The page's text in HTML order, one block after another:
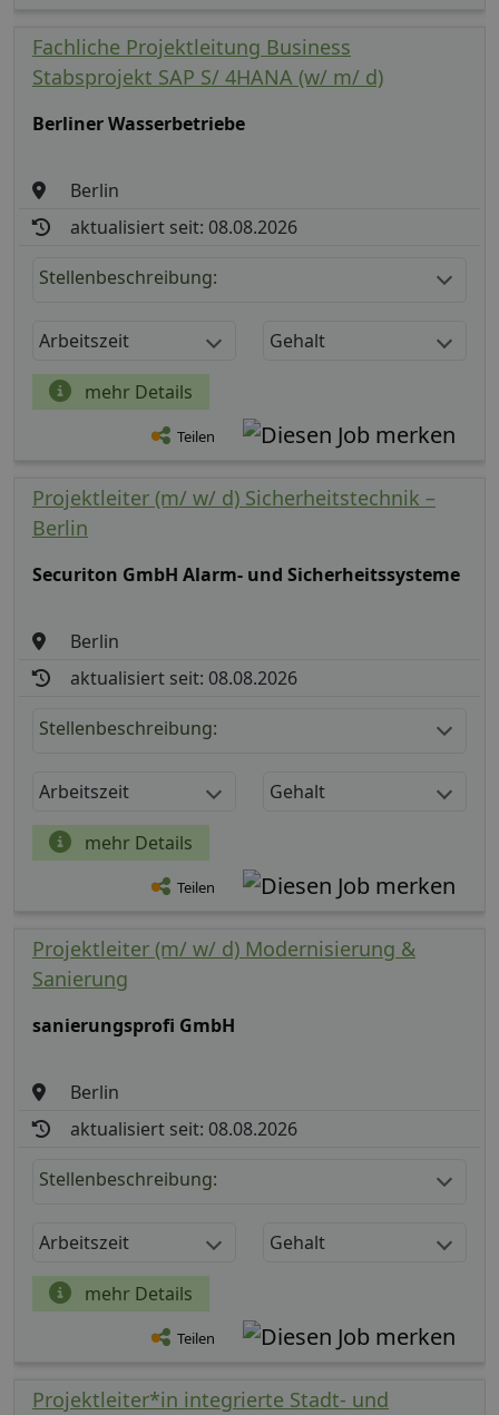
Fachliche Projektleitung Business
Stabsprojekt SAP S/ 4HANA (w/ m/ d)
Berliner Wasserbetriebe
Berlin
aktualisiert seit: 08.08.2026
Stellenbeschreibung:
Arbeitszeit Gehalt
mehr Details
Teilen
Projektleiter (m/ w/ d) Sicherheitstechnik –
Berlin
Securiton GmbH Alarm- und Sicherheitssysteme
Berlin
aktualisiert seit: 08.08.2026
Stellenbeschreibung:
Arbeitszeit Gehalt
mehr Details
Teilen
Projektleiter (m/ w/ d) Modernisierung &
Sanierung
sanierungsprofi GmbH
Berlin
aktualisiert seit: 08.08.2026
Stellenbeschreibung:
Arbeitszeit Gehalt
mehr Details
Teilen
Projektleiter*in integrierte Stadt- und